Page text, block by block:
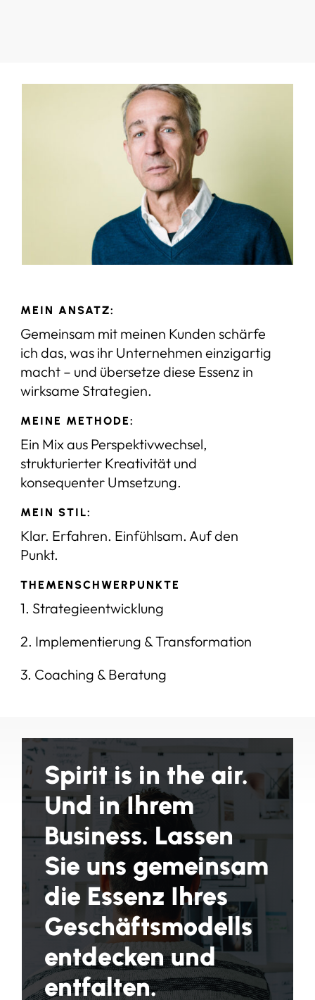
MEIN ANSATZ:
Gemeinsam mit meinen Kunden schärfe
ich das, was ihr Unternehmen einzigartig
macht – und übersetze diese Essenz in
wirksame Strategien.
MEINE METHODE:
Ein Mix aus Perspektivwechsel,
strukturierter Kreativität und
konsequenter Umsetzung.
MEIN STIL:
Klar. Erfahren. Einfühlsam. Auf den
Punkt.
THEMENSCHWERPUNKTE
1. Strategieentwicklung
2. Implementierung & Transformation
3. Coaching & Beratung
Spirit is in the air.
Und in Ihrem
Business. Lassen
Sie uns gemeinsam
die Essenz Ihres
Geschäftsmodells
entdecken und
entfalten.